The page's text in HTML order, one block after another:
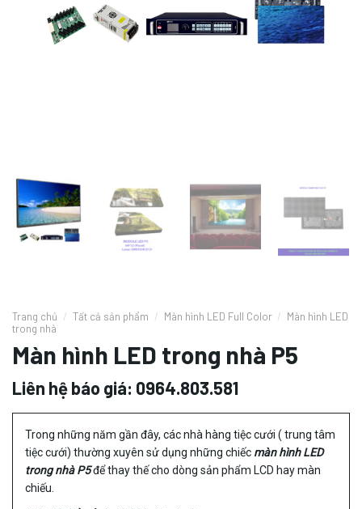
Trang chủ / Tất cả sản phẩm / Màn hình LED Full Color / Màn hình LED
trong nhà
Màn hình LED trong nhà P5
Liên hệ báo giá: 0964.803.581
Trong những năm gần đây, các nhà hàng tiệc cưới ( trung tâm
tiệc cưới) thường xuyên sử dụng những chiếc màn hình LED
trong nhà P5để thay thế cho dòng sản phẩm LCD hay màn
chiếu.